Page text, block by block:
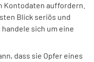
Kontodaten auffordern.
Blick seriös und
sich um eine
dass sie Opfer eines